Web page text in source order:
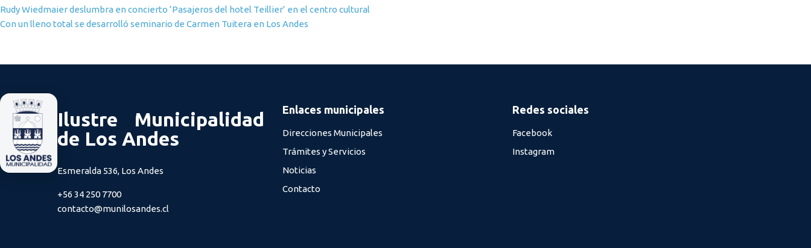
Navegación de entradas
Rudy Wiedmaier deslumbra en concierto ‘Pasajeros del hotel Teillier’ en el centro cultural
Con un lleno total se desarrolló seminario de Carmen Tuitera en Los Andes
Ilustre Municipalidad
de Los Andes
Esmeralda 536, Los Andes
+56 34 250 7700
contacto@munilosandes.cl
Enlaces municipales
Direcciones Municipales
Trámites y Servicios
Noticias
Contacto
Redes sociales
Facebook
Instagram